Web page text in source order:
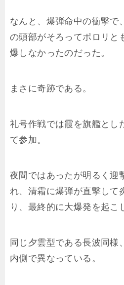
なんと、爆弾命中の衝撃で
の頭部がそろってポロリと
爆しなかったのだった。
まさに奇跡である。
礼号作戦では霞を旗艦とし
て参加。
夜間ではあったが明るく迎
れ、清霜に爆弾が直撃して
り、最終的に大爆発を起こ
同じ夕雲型である長波同様
内側で異なっている。